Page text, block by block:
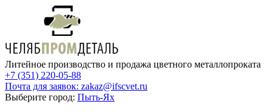
Литейное производство и продажа цветного металлопроката
+7 (351) 220-05-88
Почта для заявок: zakaz@ifscvet.ru
Выберите город: Пыть-Ях